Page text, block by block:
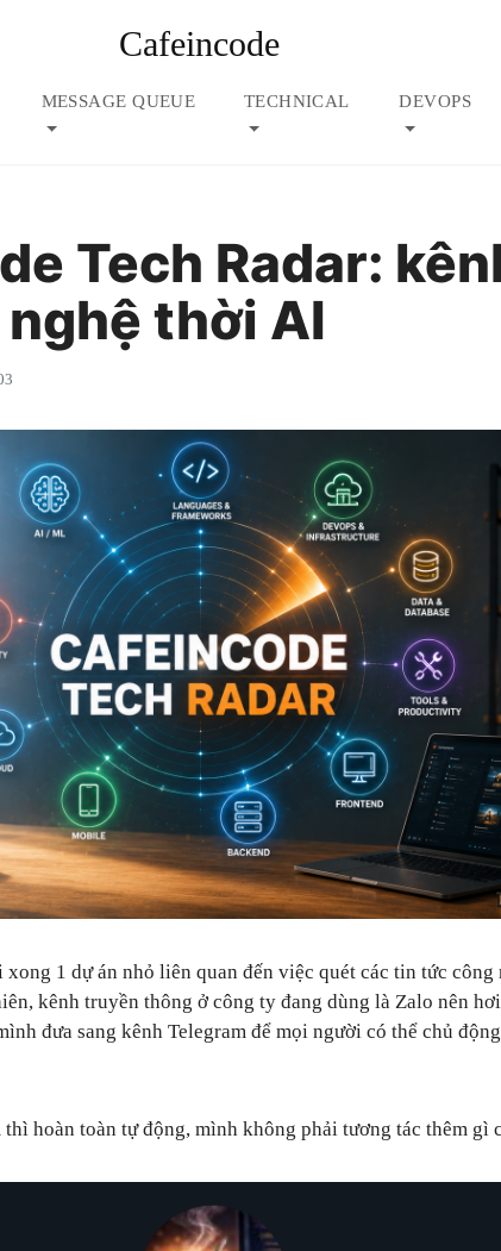
Cafeincode
MESSAGE QUEUE TECHNICAL DEVOPS
Tech Radar:
thời AI
1 dự án nhỏ liên quan đến việc quét các tin tức công
kênh truyền thông ở công ty đang dùng là Zalo nên
đưa sang kênh Telegram để mọi người có thể chủ
hoàn toàn tự động, mình không phải tương tác thêm gì